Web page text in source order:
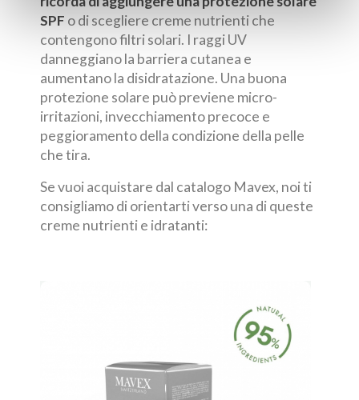
SPF o di scegliere creme nutrienti che
contengono filtri solari. I raggi UV
danneggiano la barriera cutanea e
aumentano la disidratazione. Una buona
protezione solare può previene micro-
irritazioni, invecchiamento precoce e
peggioramento della condizione della pelle
che tira.
Se vuoi acquistare dal catalogo Mavex, noi ti
consigliamo di orientarti verso una di queste
creme nutrienti e idratanti: